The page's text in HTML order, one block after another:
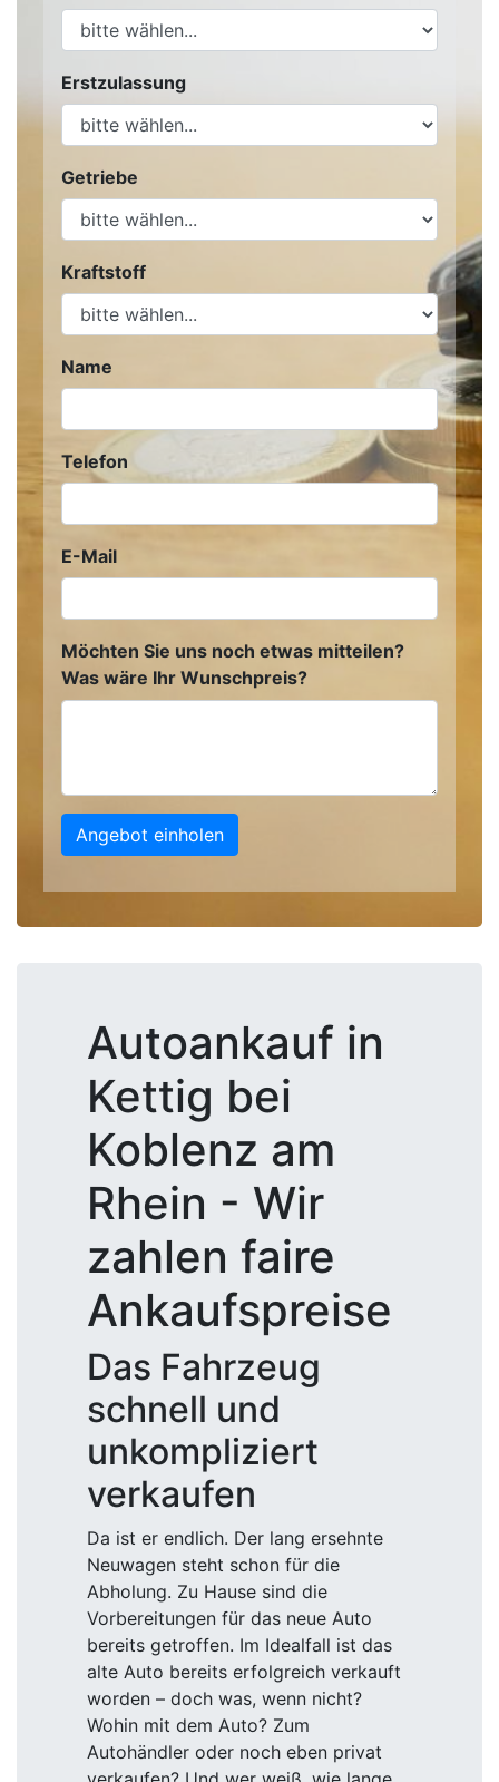
Erstzulassung
Getriebe
Kraftstoff
Name
Telefon
E-Mail
Möchten Sie uns noch etwas mitteilen?
Was wäre Ihr Wunschpreis?
Angebot einholen
Autoankauf in
Kettig bei
Koblenz am
Rhein - Wir
zahlen faire
Ankaufspreise
Das Fahrzeug
schnell und
unkompliziert
verkaufen
Da ist er endlich. Der lang ersehnte
Neuwagen steht schon für die
Abholung. Zu Hause sind die
Vorbereitungen für das neue Auto
bereits getroffen. Im Idealfall ist das
alte Auto bereits erfolgreich verkauft
worden – doch was, wenn nicht?
Wohin mit dem Auto? Zum
Autohändler oder noch eben privat